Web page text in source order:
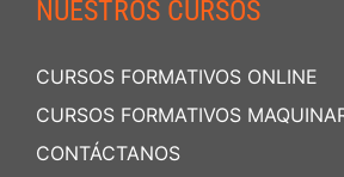
NUESTROS CURSOS
CURSOS FORMATIVOS ONLINE
CURSOS FORMATIVOS
CONTÁCTANOS